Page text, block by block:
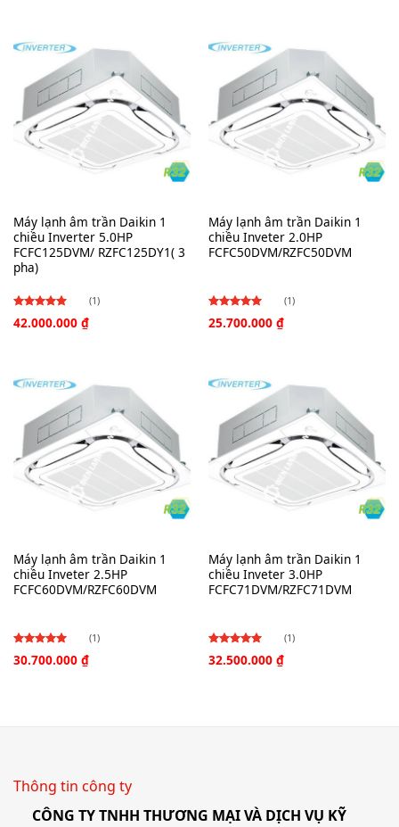
Máy lạnh âm trần Daikin 1
chiều Inverter 5.0HP
FCFC125DVM/ RZFC125DY1( 3
pha)
Được
(1)
42.000.000 ₫
Máy lạnh âm trần Daikin 1
chiều Inveter 2.0HP
FCFC50DVM/RZFC50DVM
Được
(1)
25.700.000 ₫
Máy lạnh âm trần Daikin 1
chiều Inveter 2.5HP
FCFC60DVM/RZFC60DVM
Được
(1)
30.700.000 ₫
Máy lạnh âm trần Daikin 1
chiều Inveter 3.0HP
FCFC71DVM/RZFC71DVM
Được
(1)
32.500.000 ₫
Thông tin công ty
CÔNG TY TNHH THƯƠNG MẠI VÀ DỊCH VỤ KỸ